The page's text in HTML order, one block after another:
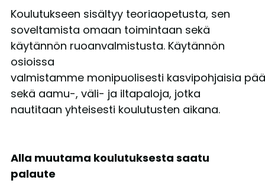
Koulutukseen sisältyy teoriaopetusta, sen
soveltamista omaan toimintaan sekä
käytännön ruoanvalmistusta. Käytännön
osioissa
valmistamme monipuolisesti kasvipohjaisia
sekä aamu-, väli- ja iltapaloja, jotka
nautitaan yhteisesti koulutusten aikana.
Alla muutama koulutuksesta saatu
palaute